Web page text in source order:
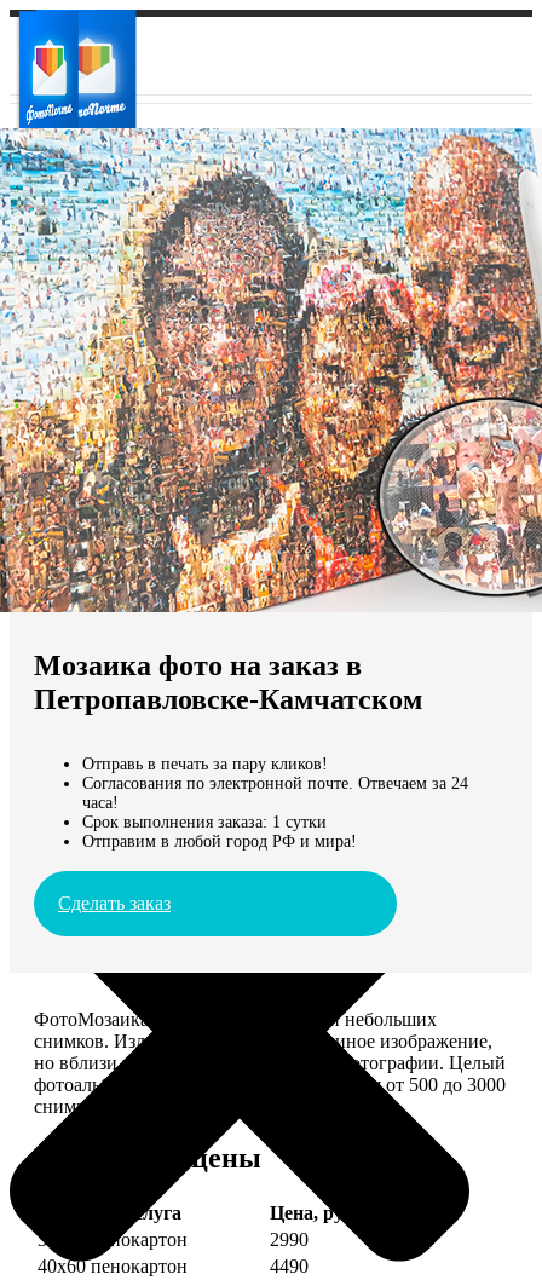
Ваш город:
Ваш регион доставки
Выберите из списка:
Мы доставляем по всему миру
Продолжить без города
Мозаика фото на заказ в
Петропавловске-Камчатском
Отправь в печать за пару кликов!
Согласования по электронной почте. Отвечаем за 24
часа!
Срок выполнения заказа: 1 сутки
Отправим в любой город РФ и мира!
Сделать заказ
ФотоМозаика – это картина из сотен небольших
снимков. Издалека смотрится как единое изображение,
но вблизи видно, что это отдельные фотографии. Целый
фотоальбом в одной картине: помещается от 500 до 3000
снимков.
Форматы и цены
Услуга
Цена, руб.
30х40 пенокартон
2990
40х60 пенокартон
4490